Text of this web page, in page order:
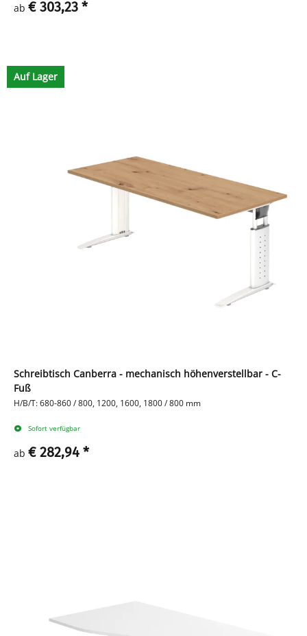
ab € 303,23 *
Auf Lager
Schreibtisch Canberra - mechanisch höhenverstellbar - C-
Fuß
H/B/T: 680-860 / 800, 1200, 1600, 1800 / 800 mm
Sofort verfügbar
ab € 282,94 *